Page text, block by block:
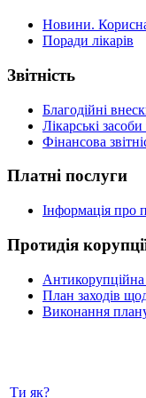
Новини.
Поради лікарів
Звітність
Благодійні
Лікарські
Фінансова
Платні послуги
Інформація про
Протидія
План заходів
Виконання
Ти як?